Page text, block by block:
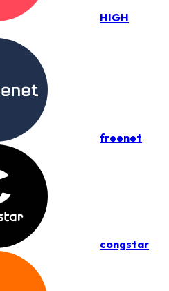
HIGH
freenet
congstar